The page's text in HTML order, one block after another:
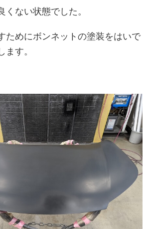
くない状態でした。
ためにボンネットの塗装をはいで
す。